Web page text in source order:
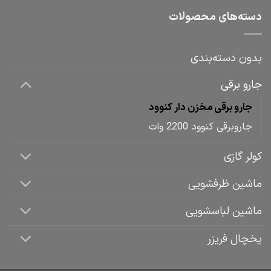
دسته‌های محصولات
بدون دسته‌بندی
جارو برقی
جارو برقی مخزن دار کنوود
جاروبرقی کنوود 2200 وات
کولر گازی
ماشین ظرفشویی
ماشین لباسشویی
یخچال فریزر